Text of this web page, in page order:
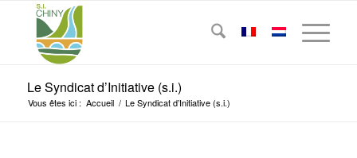
Le Syndicat d’Initiative (s.i.)
Vous êtes ici : Accueil / Le Syndicat d’Initiative (s.i.)